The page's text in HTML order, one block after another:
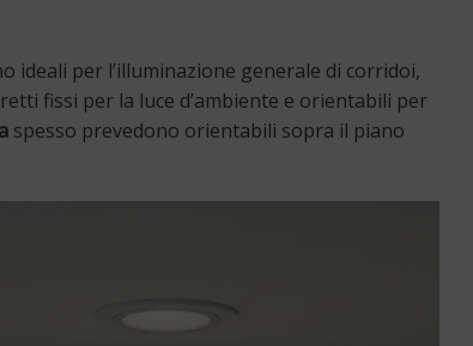
ideali per l’illuminazione generale di corridoi,
fissi per la luce d’ambiente e orientabili per
spesso prevedono orientabili sopra il piano